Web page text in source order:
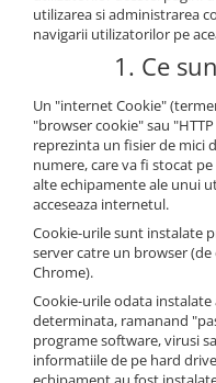
utilizarea si administrarea
navigarii utilizatorilor pe
1. Ce
Un "internet Cookie"
"browser cookie" sau
reprezinta un fisier de mici
numere, care va fi stocat
alte echipamente ale unui
acceseaza internetul.
Cookie-urile sunt instalate
server catre un browser
Chrome).
Cookie-urile odata
determinata, ramanand
programe software, virusi
informatiile de pe hard